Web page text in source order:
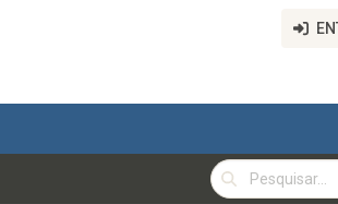
PESQUISAR